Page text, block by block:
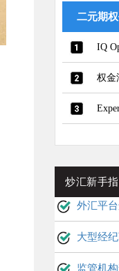
二元期
IQ
权金
炒汇新手
外汇平
大型经
监管机